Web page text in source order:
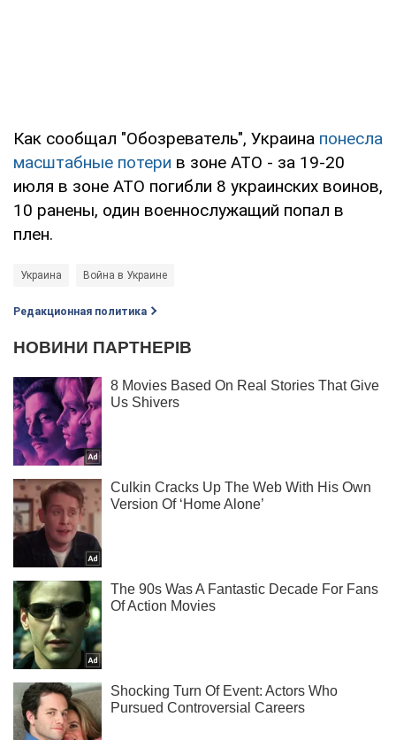
Как сообщал "Обозреватель", Украина понесла
масштабные потери в зоне АТО - за 19-20
июля в зоне АТО погибли 8 украинских воинов,
10 ранены, один военнослужащий попал в
плен.
Украина Война в Украине
Редакционная политика